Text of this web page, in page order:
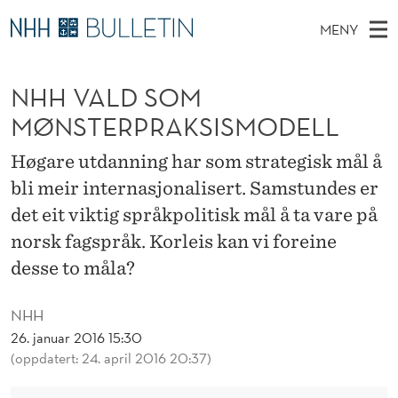
N
H
H
V
A
L
D
S
O
M
M
MENY
V
E
D
M
E
N
Y
K
I
N
E
T
T
S
T
E
E
Stipendiater og nye forskerprofiler
Disputaser
Ekspertutvalg
Om Bulletin
NHH
26. januar 2016 15:30
(oppdatert: 24. april 2016 20:37)
NHH VALD SOM
MØNSTERPRAKSISMODELL
Høgare utdanning har som strategisk mål å
bli meir internasjonalisert. Samstundes er
det eit viktig språkpolitisk mål å ta vare på
norsk fagspråk. Korleis kan vi foreine
desse to måla?